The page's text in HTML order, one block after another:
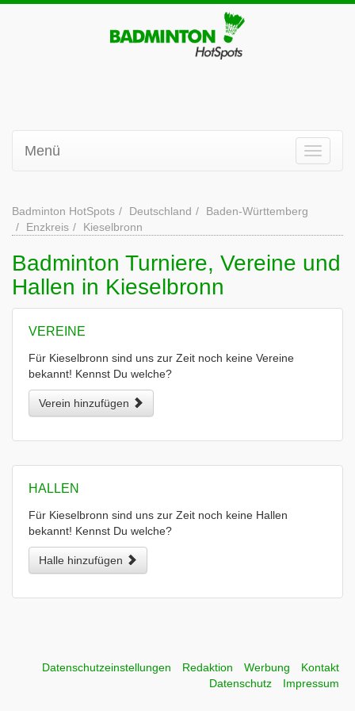
Menü
Badminton HotSpots Deutschland
Baden-Württemberg
Enzkreis
Kieselbronn
Badminton Turniere, Vereine und
Hallen in Kieselbronn
VEREINE
Für Kieselbronn sind uns zur Zeit noch keine Vereine
bekannt! Kennst Du welche?
Verein hinzufügen
HALLEN
Für Kieselbronn sind uns zur Zeit noch keine Hallen
bekannt! Kennst Du welche?
Halle hinzufügen
Datenschutzeinstellungen Redaktion Werbung
Kontakt
Datenschutz
Impressum